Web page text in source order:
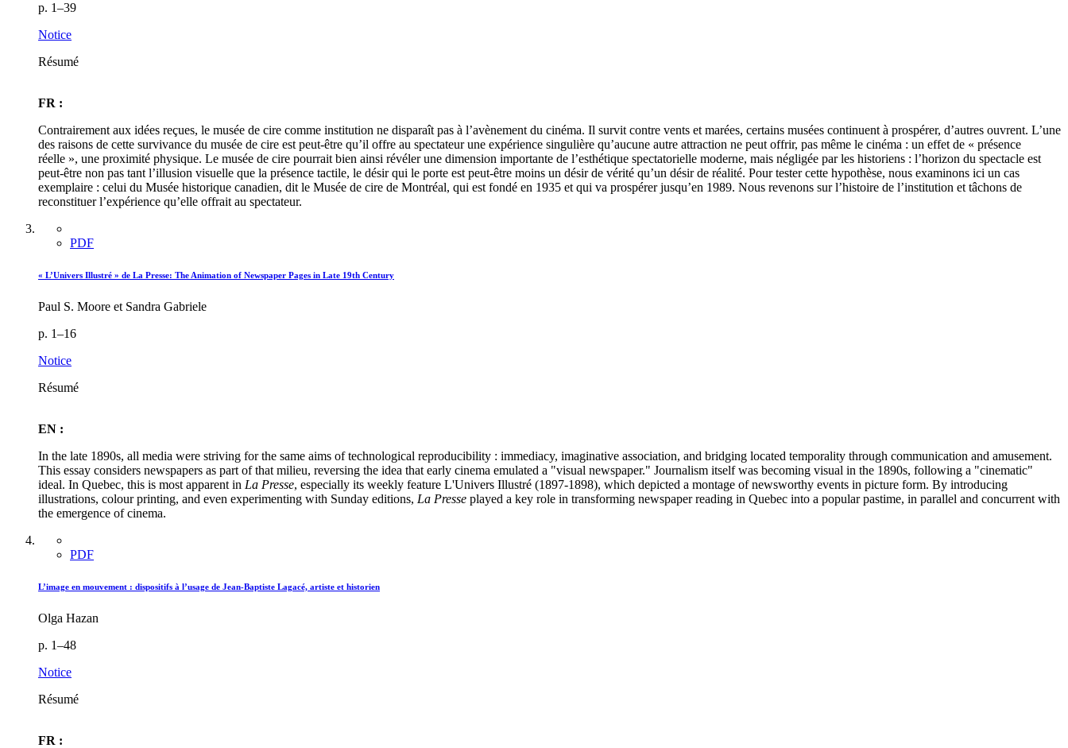
p. 1–39
Notice
Résumé
FR :
Contrairement aux idées reçues, le musée de cire comme institution ne disparaît pas à l’avènement du cinéma. Il survit contre vents et marées, certains musées continuent à prospérer, d’autres ouvrent. L’une
des raisons de cette survivance du musée de cire est peut-être qu’il offre au spectateur une expérience singulière qu’aucune autre attraction ne peut offrir, pas même le cinéma : un effet de « présence
réelle », une proximité physique. Le musée de cire pourrait bien ainsi révéler une dimension importante de l’esthétique spectatorielle moderne, mais négligée par les historiens : l’horizon du spectacle est
peut-être non pas tant l’illusion visuelle que la présence tactile, le désir qui le porte est peut-être moins un désir de vérité qu’un désir de réalité. Pour tester cette hypothèse, nous examinons ici un cas
exemplaire : celui du Musée historique canadien, dit le Musée de cire de Montréal, qui est fondé en 1935 et qui va prospérer jusqu’en 1989. Nous revenons sur l’histoire de l’institution et tâchons de
reconstituer l’expérience qu’elle offrait au spectateur.
PDF
« L’Univers Illustré » de La Presse: The Animation of Newspaper Pages in Late 19th Century
Paul S. Moore et Sandra Gabriele
p. 1–16
Notice
Résumé
EN :
In the late 1890s, all media were striving for the same aims of technological reproducibility : immediacy, imaginative association, and bridging located temporality through communication and amusement.
This essay considers newspapers as part of that milieu, reversing the idea that early cinema emulated a "visual newspaper." Journalism itself was becoming visual in the 1890s, following a "cinematic"
ideal. In Quebec, this is most apparent in La Presse, especially its weekly feature L'Univers Illustré (1897-1898), which depicted a montage of newsworthy events in picture form. By introducing
illustrations, colour printing, and even experimenting with Sunday editions, La Presse played a key role in transforming newspaper reading in Quebec into a popular pastime, in parallel and concurrent with
the emergence of cinema.
PDF
L’image en mouvement : dispositifs à l’usage de Jean-Baptiste Lagacé, artiste et historien
Olga Hazan
p. 1–48
Notice
Résumé
FR :